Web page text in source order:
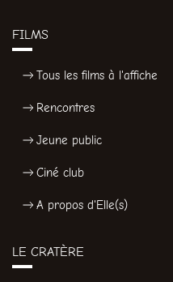
FILMS
Tous les films à l'affiche
Rencontres
Jeune public
Ciné club
A propos d'Elle(s)
LE CRATÈRE